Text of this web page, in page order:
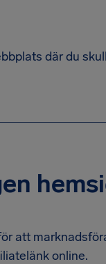
där du
att
online.